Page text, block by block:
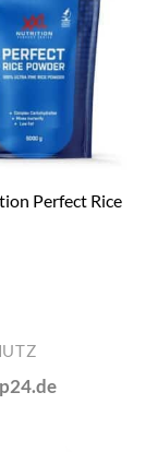
Perfect Rice